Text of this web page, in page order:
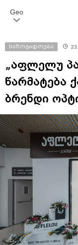
Geo
საზოგადოება
„აფლელუ
წარმატება
ბრენდი